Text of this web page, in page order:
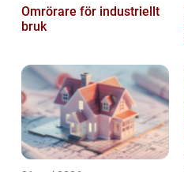
Omrörare för industriellt
bruk